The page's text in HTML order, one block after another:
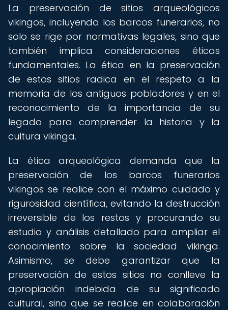
La preservación de sitios arqueológicos
vikingos, incluyendo los barcos funerarios, no
solo se rige por normativas legales, sino que
también implica consideraciones éticas
fundamentales. La ética en la preservación
de estos sitios radica en el respeto a la
memoria de los antiguos pobladores y en el
reconocimiento de la importancia de su
legado para comprender la historia y la
cultura vikinga.
La ética arqueológica demanda que la
preservación de los barcos funerarios
vikingos se realice con el máximo cuidado y
rigurosidad científica, evitando la destrucción
irreversible de los restos y procurando su
estudio y análisis detallado para ampliar el
conocimiento sobre la sociedad vikinga.
Asimismo, se debe garantizar que la
preservación de estos sitios no conlleve la
apropiación indebida de su significado
cultural, sino que se realice en colaboración